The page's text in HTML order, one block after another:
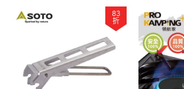
83
折